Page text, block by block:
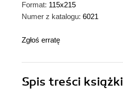
Format: 115x215
Numer z katalogu: 6021
Zgłoś erratę
Spis treści książki